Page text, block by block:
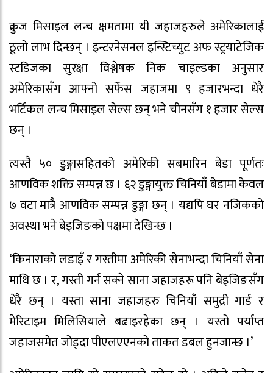
क्रुज मिसाइल लन्च क्षमतामा यी जहाजहरुले अमेरिकालाई
ठूलो लाभ दिन्छन् । इन्टरनेसनल इन्स्टिच्युट अफ स्ट्रयाटेजिक
स्टडिजका सुरक्षा विश्लेषक निक चाइल्डका अनुसार
अमेरिकासँग आफ्नो सर्फेस जहाजमा ९ हजारभन्दा धेरै
भर्टिकल लन्च मिसाइल सेल्स छन् भने चीनसँग १ हजार सेल्स
छन् ।
त्यस्तै ५० डुङ्गासहितको अमेरिकी सबमारिन बेडा पूर्णतः
आणविक शक्ति सम्पन्न छ । ६२ डुङ्गायुक्त चिनियाँ बेडामा केवल
७ वटा मात्रै आणविक सम्पन्न डुङ्गा छन् । यद्यपि घर नजिकको
अवस्था भने बेइजिङको पक्षमा देखिन्छ ।
‘किनाराको लडाइँ र गस्तीमा अमेरिकी सेनाभन्दा चिनियाँ सेना
माथि छ । र, गस्ती गर्न सक्ने साना जहाजहरू पनि बेइजिङसँग
धेरै छन् । यस्ता साना जहाजहरु चिनियाँ समुद्री गार्ड र
मेरिटाइम मिलिसियाले बढाइरहेका छन् । यस्तो पर्याप्त
जहाजसमेत जोड्दा पीएलएएनको ताकत डबल हुनजान्छ ।’